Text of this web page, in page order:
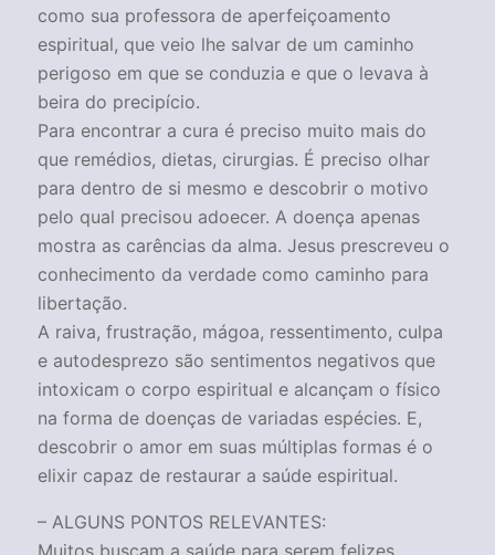
como sua professora de aperfeiçoamento
espiritual, que veio lhe salvar de um caminho
perigoso em que se conduzia e que o levava à
beira do precipício.
Para encontrar a cura é preciso muito mais do
que remédios, dietas, cirurgias. É preciso olhar
para dentro de si mesmo e descobrir o motivo
pelo qual precisou adoecer. A doença apenas
mostra as carências da alma. Jesus prescreveu o
conhecimento da verdade como caminho para
libertação.
A raiva, frustração, mágoa, ressentimento, culpa
e autodesprezo são sentimentos negativos que
intoxicam o corpo espiritual e alcançam o físico
na forma de doenças de variadas espécies. E,
descobrir o amor em suas múltiplas formas é o
elixir capaz de restaurar a saúde espiritual.
– ALGUNS PONTOS RELEVANTES: